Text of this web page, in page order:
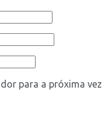
para a próxima vez